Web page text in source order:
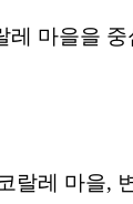
레 마을을 중
레 마을,